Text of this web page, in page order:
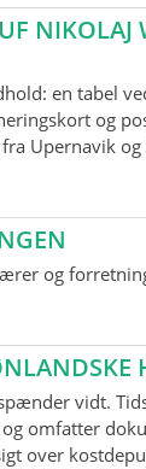
en tabel
og
Upernavik og
og
vidt.
omfatter
over